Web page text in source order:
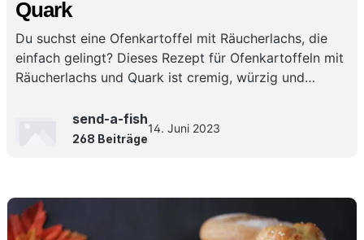
Quark
Du suchst eine Ofenkartoffel mit Räucherlachs, die
einfach gelingt? Dieses Rezept für Ofenkartoffeln mit
Räucherlachs und Quark ist cremig, würzig und
send-a-fish
268 Beiträge
14. Juni 2023